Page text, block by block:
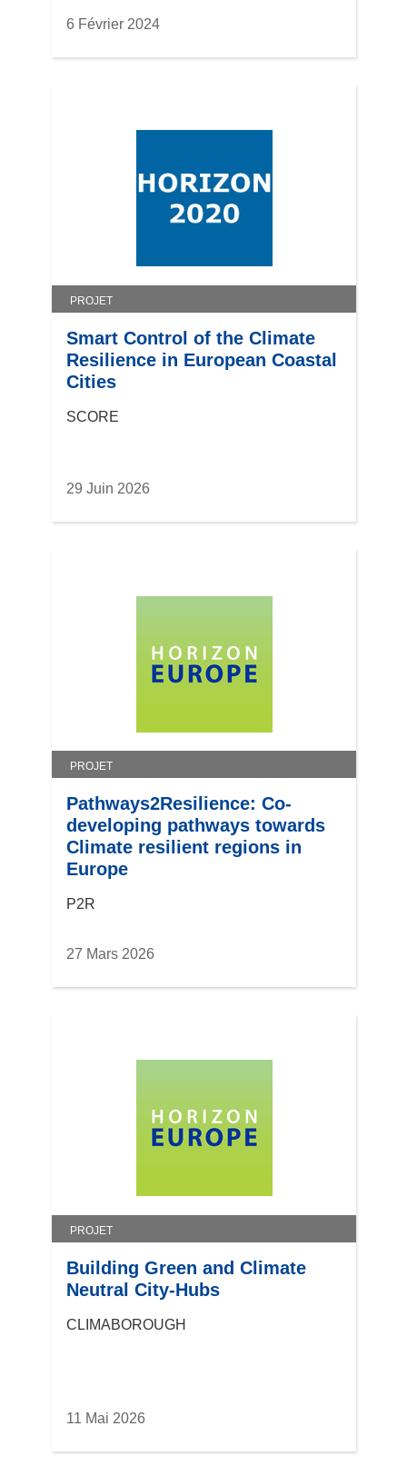
6 Février 2024
PROJET
Smart Control of the Climate
Resilience in European Coastal
Cities
SCORE
29 Juin 2026
PROJET
Pathways2Resilience: Co-
developing pathways towards
Climate resilient regions in
Europe
P2R
27 Mars 2026
PROJET
Building Green and Climate
Neutral City-Hubs
CLIMABOROUGH
11 Mai 2026